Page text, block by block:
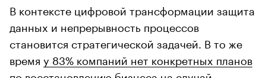
В контексте цифровой трансформации защита
данных и непрерывность процессов
становится стратегической задачей. В то же
время у 83% компаний нет конкретных планов